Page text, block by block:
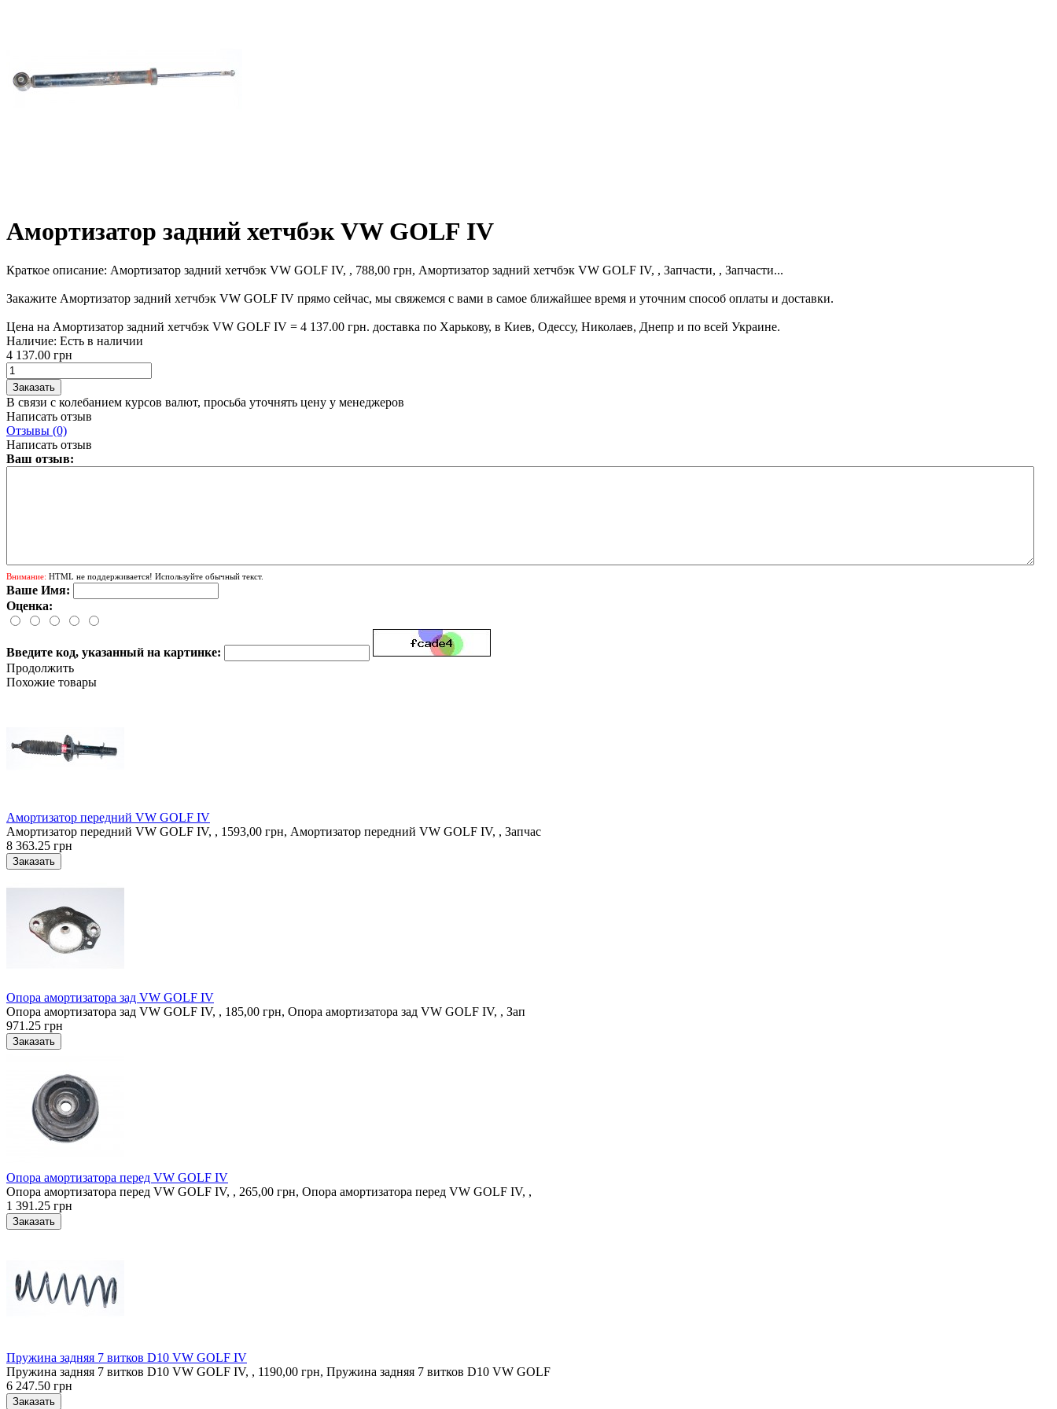
Амортизатор задний хетчбэк VW GOLF IV
Краткое описание: Амортизатор задний хетчбэк VW GOLF IV, , 788,00 грн, Амортизатор задний хетчбэк VW GOLF IV, , Запчасти, , Запчасти...
Закажите Амортизатор задний хетчбэк VW GOLF IV прямо сейчас, мы свяжемся с вами в самое ближайшее время и уточним способ оплаты и доставки.
Цена на Амортизатор задний хетчбэк VW GOLF IV = 4 137.00 грн. доставка по Харькову, в Киев, Одессу, Николаев, Днепр и по всей Украине.
Наличие: Есть в наличии
4 137.00 грн
В связи с колебанием курсов валют, просьба уточнять цену у менеджеров
Написать отзыв
Отзывы (0)
Написать отзыв
Ваш отзыв:
Внимание: HTML не поддерживается! Используйте обычный текст.
Ваше Имя:
Оценка:
Введите код, указанный на картинке:
Продолжить
Похожие товары
Амортизатор передний VW GOLF IV
Амортизатор передний VW GOLF IV, , 1593,00 грн, Амортизатор передний VW GOLF IV, , Запчас
8 363.25 грн
Опора амортизатора зад VW GOLF IV
Опора амортизатора зад VW GOLF IV, , 185,00 грн, Опора амортизатора зад VW GOLF IV, , Зап
971.25 грн
Опора амортизатора перед VW GOLF IV
Опора амортизатора перед VW GOLF IV, , 265,00 грн, Опора амортизатора перед VW GOLF IV, ,
1 391.25 грн
Пружина задняя 7 витков D10 VW GOLF IV
Пружина задняя 7 витков D10 VW GOLF IV, , 1190,00 грн, Пружина задняя 7 витков D10 VW GOLF
6 247.50 грн